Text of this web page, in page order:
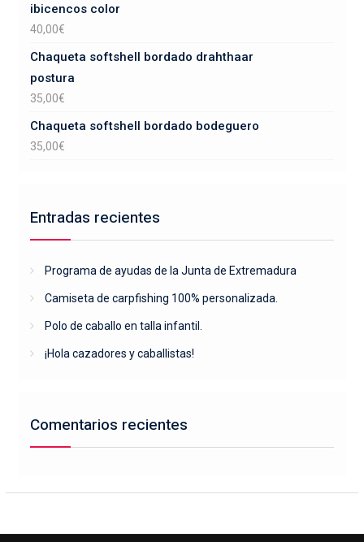
ibicencos color
40,00€
Chaqueta softshell bordado drahthaar
postura
35,00€
Chaqueta softshell bordado bodeguero
35,00€
Entradas recientes
Programa de ayudas de la Junta de Extremadura
Camiseta de carpfishing 100% personalizada.
Polo de caballo en talla infantil.
¡Hola cazadores y caballistas!
Comentarios recientes